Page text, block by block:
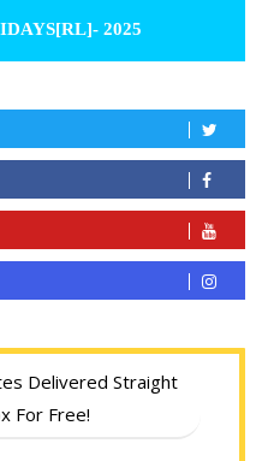
2025
Delivered Straight
For Free!